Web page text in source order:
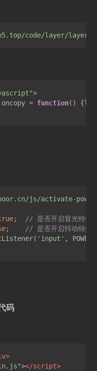
code/layer/
= function( )
js/activate-
;
// 是否开启冒光特
;
// 是否开启抖动特
'input'
码
>
></script>